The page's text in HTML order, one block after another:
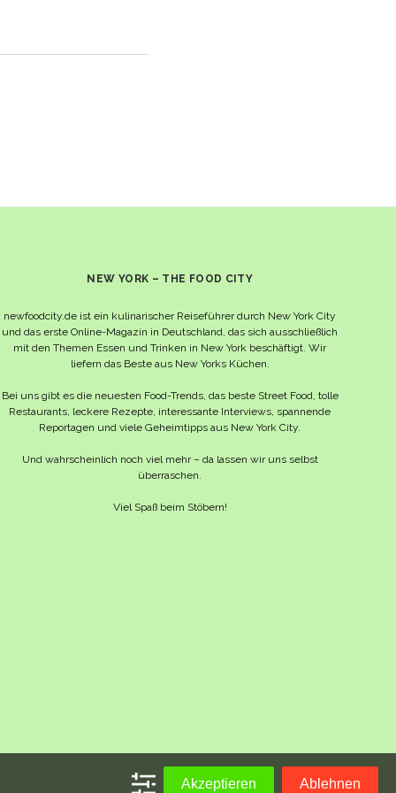
NEW YORK – THE FOOD CITY
newfoodcity.de ist ein kulinarischer Reiseführer durch New York City
und das erste Online-Magazin in Deutschland, das sich ausschließlich
mit den Themen Essen und Trinken in New York beschäftigt. Wir
liefern das Beste aus New Yorks Küchen.
Bei uns gibt es die neuesten Food-Trends, das beste Street Food, tolle
Restaurants, leckere Rezepte, interessante Interviews, spannende
Reportagen und viele Geheimtipps aus New York City.
Und wahrscheinlich noch viel mehr – da lassen wir uns selbst
überraschen.
Viel Spaß beim Stöbern!
Akzeptieren Ablehnen